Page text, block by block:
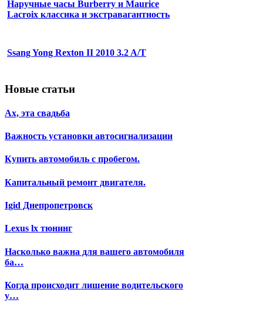
Наручные часы Burberry и Maurice
Lacroix классика и экстравагантность
Ssang Yong Rexton II 2010 3.2 A/T
Новые статьи
Ах, эта свадьба
Важность установки автосигнализации
Купить автомобиль с пробегом.
Капитальный ремонт двигателя.
Igid Днепропетровск
Lexus lx тюнинг
Насколько важна для вашего автомобиля
ба…
Когда происходит лишение водительского
у…